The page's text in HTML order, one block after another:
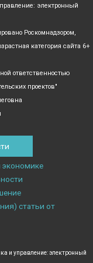
электронный
Роскомнадзором,
категория сайта 6+
ответственностью
проектов"
экономике
статьи от
и управление: электронный